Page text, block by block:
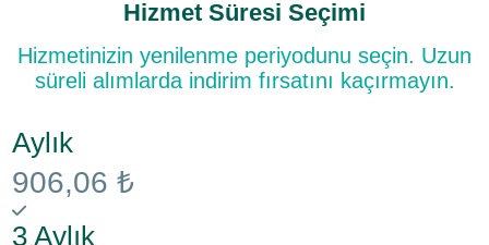
Hizmet Süresi Seçimi
Hizmetinizin yenilenme periyodunu seçin. Uzun
süreli alımlarda indirim fırsatını kaçırmayın.
Aylık
906,06 ₺
3 Aylık